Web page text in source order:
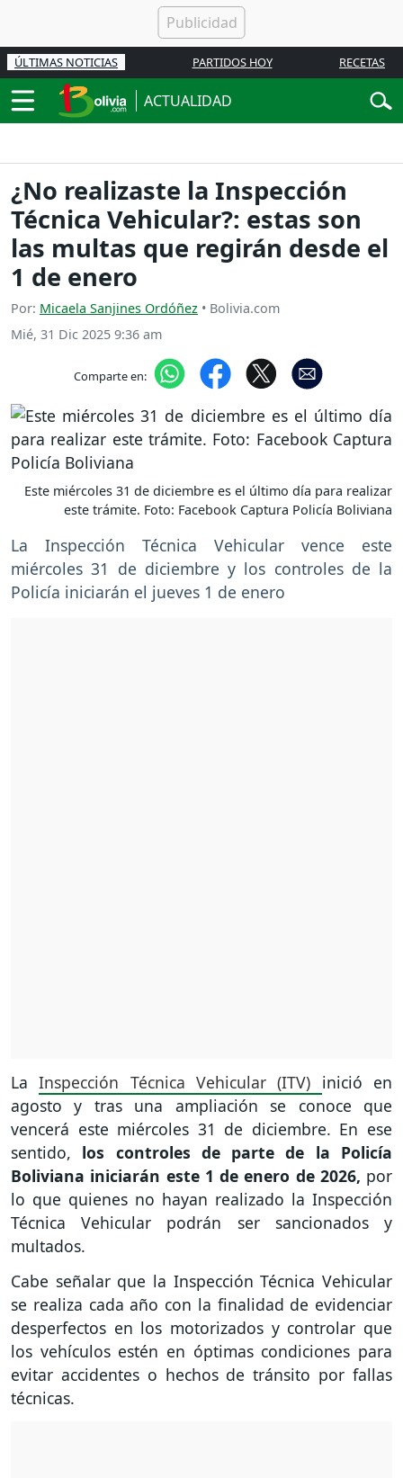
ÚLTIMAS NOTICIAS PARTIDOS HOY RECETAS
ACTUALIDAD
¿No realizaste la Inspección
Técnica Vehicular?: estas son
las multas que regirán desde el
1 de enero
Por: Micaela Sanjines Ordóñez • Bolivia.com
Mié, 31 Dic 2025 9:36 am
Comparte en:
Este miércoles 31 de diciembre es el último día para realizar
este trámite. Foto: Facebook Captura Policía Boliviana
La Inspección Técnica Vehicular vence este
miércoles 31 de diciembre y los controles de la
Policía iniciarán el jueves 1 de enero
LaInspección Técnica Vehicular (ITV) inició en
agosto y tras una ampliación se conoce que
vencerá este miércoles 31 de diciembre. En ese
sentido, los controles de parte de la Policía
Boliviana iniciarán este 1 de enero de 2026, por
lo que quienes no hayan realizado la Inspección
Técnica Vehicular podrán ser sancionados y
multados.
Cabe señalar que la Inspección Técnica Vehicular
se realiza cada año con la finalidad de evidenciar
desperfectos en los motorizados y controlar que
los vehículos estén en óptimas condiciones para
evitar accidentes o hechos de tránsito por fallas
técnicas.